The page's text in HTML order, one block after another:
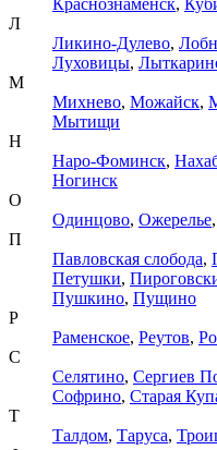
Л
Ликино-Дулево,
Луховицы,
М
Михнево, Можайск,
Мытищи
Н
Наро-Фоминск,
Ногинск
О
Одинцово, Ожерелье,
П
Павловская слобода,
Петушки,
Пушкино, Пущино
Р
Раменское, Реутов,
С
Селятино, Сергиев
Софрино, Старая
Т
Талдом, Таруса,